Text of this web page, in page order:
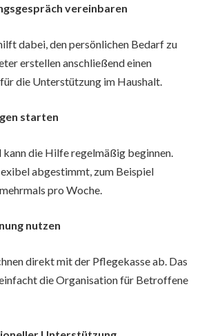
vereinbaren
dabei, den persönlichen Bedarf zu
erstellen anschließend einen
die Unterstützung im Haushalt.
starten
kann die Hilfe regelmäßig beginnen.
abgestimmt, zum Beispiel
pro Woche.
nutzen
direkt mit der Pflegekasse ab. Das
die Organisation für Betroffene